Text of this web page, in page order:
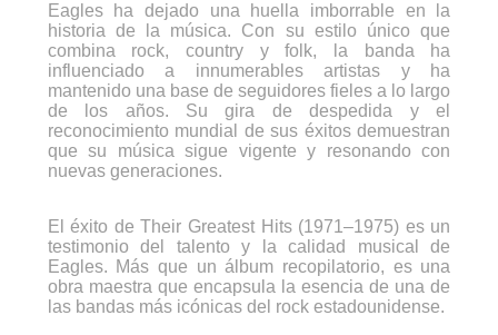
Eagles ha dejado una huella imborrable en la
historia de la música. Con su estilo único que
combina rock, country y folk, la banda ha
influenciado a innumerables artistas y ha
mantenido una base de seguidores fieles a lo largo
de los años. Su gira de despedida y el
reconocimiento mundial de sus éxitos demuestran
que su música sigue vigente y resonando con
nuevas generaciones.
El éxito de Their Greatest Hits (1971–1975) es un
testimonio del talento y la calidad musical de
Eagles. Más que un álbum recopilatorio, es una
obra maestra que encapsula la esencia de una de
las bandas más icónicas del rock estadounidense.